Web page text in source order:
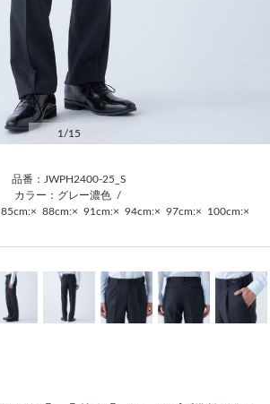
1 /15
品番：JWPH2400-25_S
カラー：グレー濃色 /
85cm:× 88cm:× 91cm:× 94cm:× 97cm:× 100cm:×